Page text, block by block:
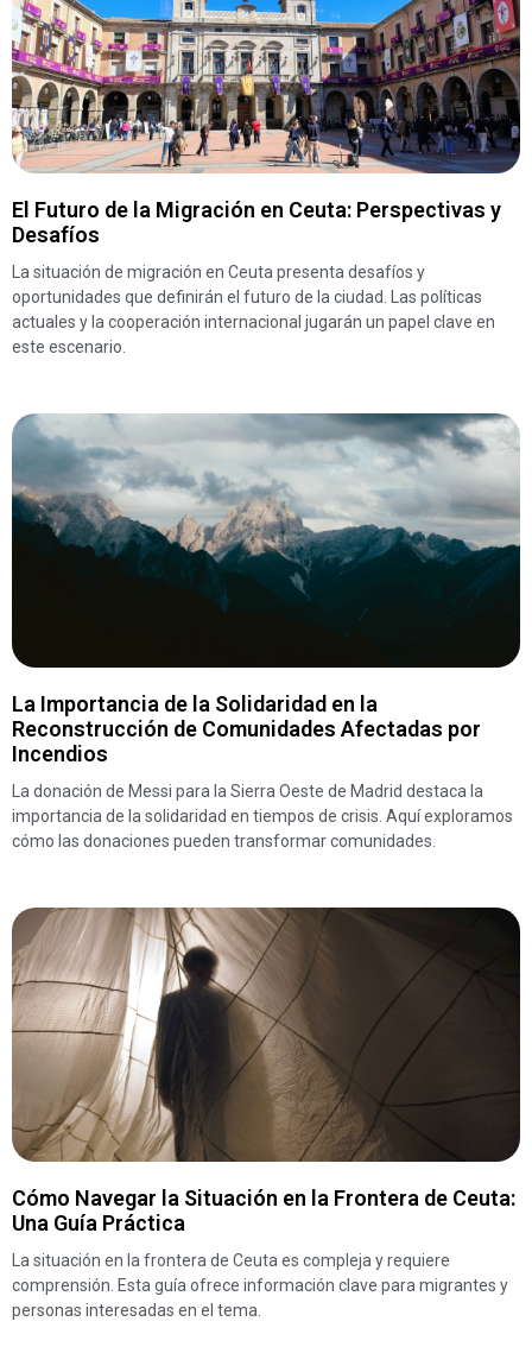
El Futuro de la Migración en Ceuta: Perspectivas y
Desafíos
La situación de migración en Ceuta presenta desafíos y
oportunidades que definirán el futuro de la ciudad. Las políticas
actuales y la cooperación internacional jugarán un papel clave en
este escenario.
La Importancia de la Solidaridad en la
Reconstrucción de Comunidades Afectadas por
Incendios
La donación de Messi para la Sierra Oeste de Madrid destaca la
importancia de la solidaridad en tiempos de crisis. Aquí exploramos
cómo las donaciones pueden transformar comunidades.
Cómo Navegar la Situación en la Frontera de Ceuta:
Una Guía Práctica
La situación en la frontera de Ceuta es compleja y requiere
comprensión. Esta guía ofrece información clave para migrantes y
personas interesadas en el tema.